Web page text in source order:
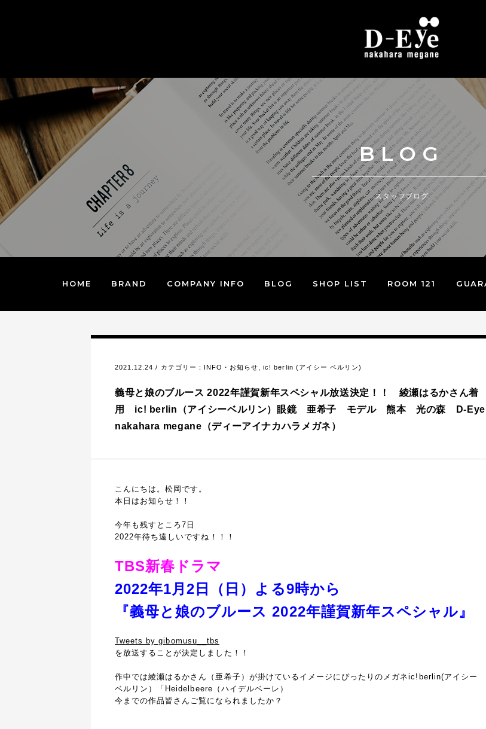
BLOG
スタッフブログ
HOME BRAND COMPANY INFO BLOG SHOP LIST ROOM 121
2021.12.24 / カテゴリー： INFO・お知らせ ,ic! berlin (アイシー ベルリン)
義母と娘のブルース 2022年謹賀新年スペシャル放送決定！！ 綾瀬はるかさん着
用 ic! berlin（アイシーベルリン）眼鏡 亜希子 モデル 熊本 光の森 D-Eye
nakahara megane（ディーアイナカハラメガネ）
こんにちは。松岡です。
本日はお知らせ！！
今年も残すところ7日
2022年待ち遠しいですね！！！
TBS新春ドラマ
2022年1月2日（日）よる9時から
『義母と娘のブルース 2022年謹賀新年スペシャル』
Tweets by gibomusu__tbs
を放送することが決定しました！！
作中では綾瀬はるかさん（亜希子）が掛けているイメージにぴったりのメガネic!berlin(アイシー
ベルリン）「Heidelbeere（ハイデルベーレ）
今までの作品皆さんご覧になられましたか？